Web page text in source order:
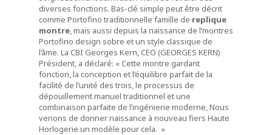
diverses fonctions. Bas-clé simple peut être décrit
comme Portofino traditionnelle famille de replique
montre, mais aussi depuis la naissance de l’montres
Portofino design sobre et un style classique de
l’âme. La CBI Georges Kern, CEO (GEORGES KERN)
Président, a déclaré: « Cette montre gardant
fonction, la conception et l’équilibre parfait de la
facilité de l’unité des trois, le processus de
dépouillement manuel traditionnel et une
combinaison parfaite de l’ingénierie moderne, Nous
venons de donner naissance à nouveau fiers Haute
Horlogerie un modèle pour cela. »